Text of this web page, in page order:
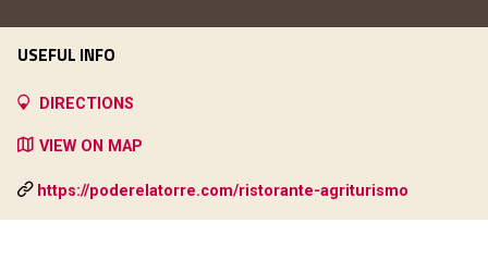
USEFUL INFO
DIRECTIONS
VIEW ON MAP
https://poderelatorre.com/ristorante-agriturismo